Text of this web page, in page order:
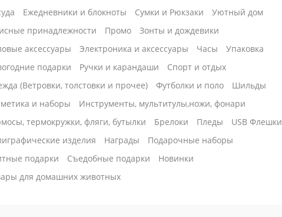
Ежедневники и блокноты Сумки и Рюкзаки
Уютный дом
принадлежности
Промо
Зонты и дождевики
аксессуары
Электроника и аксессуары Часы
Упаковка
подарки
Ручки и карандаши
Спорт и отдых
(Ветровки, толстовки и прочее)
Футболки и поло
Шильды
и наборы
Инструменты, мультитулы,ножи, фонари
термокружки, фляги, бутылки
Брелоки Пледы
USB Флешки
изделия
Награды
Подарочные наборы
подарки
Cъедобные подарки
Новинки
для домашних животных